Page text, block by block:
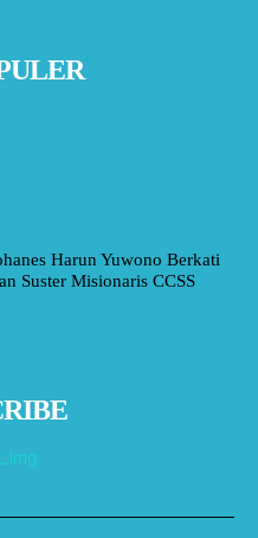
Harun Yuwono Berkati
Suster Misionaris CCSS